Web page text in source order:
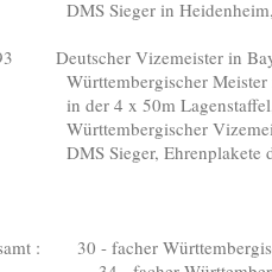
Sieger in Heidenheim,
Deutscher Vizemeister in
Meister in
der 4 x 50m Lagenstaffel, 4 x
Sieger, Ehrenplakete der
: 30 - facher